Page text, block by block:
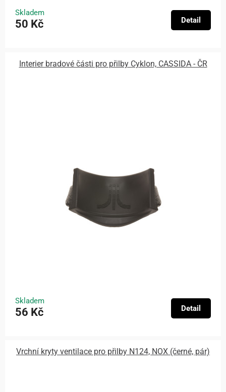
Skladem
50 Kč Detail
Interier bradové části pro přilby Cyklon, CASSIDA - ČR
Skladem
56 Kč Detail
Vrchní kryty ventilace pro přilby N124, NOX (černé, pár)